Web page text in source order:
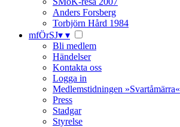
Anders Forsberg
Torbjörn Hård 1984
mfÖrSJ▾ ▾
Bli medlem
Händelser
Kontakta oss
Logga in
Medlemstidningen »Svartåmärra«
Press
Stadgar
Styrelse